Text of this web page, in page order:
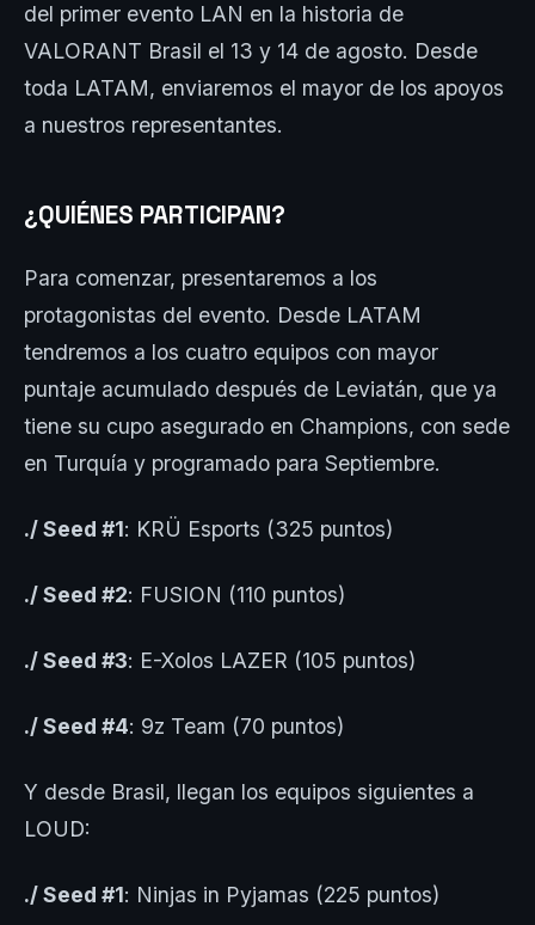
del primer evento LAN en la historia de
VALORANT Brasil el 13 y 14 de agosto. Desde
toda LATAM, enviaremos el mayor de los apoyos
a nuestros representantes.
¿QUIÉNES PARTICIPAN?
Para comenzar, presentaremos a los
protagonistas del evento. Desde LATAM
tendremos a los cuatro equipos con mayor
puntaje acumulado después de Leviatán, que ya
tiene su cupo asegurado en Champions, con sede
en Turquía y programado para Septiembre.
./ Seed #1: KRÜ Esports (325 puntos)
./ Seed #2: FUSION (110 puntos)
./ Seed #3: E-Xolos LAZER (105 puntos)
./ Seed #4: 9z Team (70 puntos)
Y desde Brasil, llegan los equipos siguientes a
LOUD:
./ Seed #1: Ninjas in Pyjamas (225 puntos)